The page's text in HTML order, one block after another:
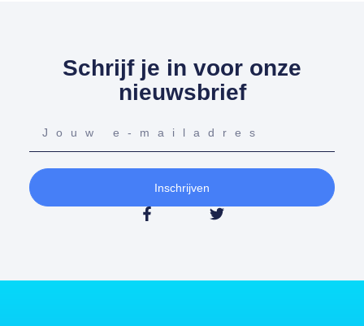
Schrijf je in voor onze
nieuwsbrief
Inschrijven